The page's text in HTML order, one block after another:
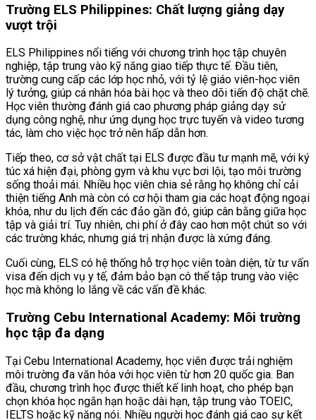
Trường ELS Philippines: Chất lượng giảng dạy
vượt trội
ELS Philippines nổi tiếng với chương trình học tập chuyên
nghiệp, tập trung vào kỹ năng giao tiếp thực tế. Đầu tiên,
trường cung cấp các lớp học nhỏ, với tỷ lệ giáo viên-học viên
lý tưởng, giúp cá nhân hóa bài học và theo dõi tiến độ chặt chẽ.
Học viên thường đánh giá cao phương pháp giảng dạy sử
dụng công nghệ, như ứng dụng học trực tuyến và video tương
tác, làm cho việc học trở nên hấp dẫn hơn.
Tiếp theo, cơ sở vật chất tại ELS được đầu tư mạnh mẽ, với ký
túc xá hiện đại, phòng gym và khu vực bơi lội, tạo môi trường
sống thoải mái. Nhiều học viên chia sẻ rằng họ không chỉ cải
thiện tiếng Anh mà còn có cơ hội tham gia các hoạt động ngoại
khóa, như du lịch đến các đảo gần đó, giúp cân bằng giữa học
tập và giải trí. Tuy nhiên, chi phí ở đây cao hơn một chút so với
các trường khác, nhưng giá trị nhận được là xứng đáng.
Cuối cùng, ELS có hệ thống hỗ trợ học viên toàn diện, từ tư vấn
visa đến dịch vụ y tế, đảm bảo bạn có thể tập trung vào việc
học mà không lo lắng về các vấn đề khác.
Trường Cebu International Academy: Môi trường
học tập đa dạng
Tại Cebu International Academy, học viên được trải nghiệm
môi trường đa văn hóa với học viên từ hơn 20 quốc gia. Ban
đầu, chương trình học được thiết kế linh hoạt, cho phép bạn
chọn khóa học ngắn hạn hoặc dài hạn, tập trung vào TOEIC,
IELTS hoặc kỹ năng nói. Nhiều người học đánh giá cao sự kết